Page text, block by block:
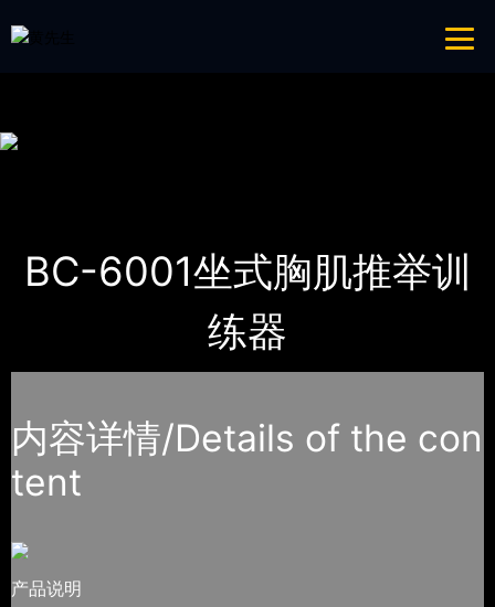
导航
网站地图
BC-6001坐式胸肌推举训
练器
内容详情/Details of the con
tent
产品说明